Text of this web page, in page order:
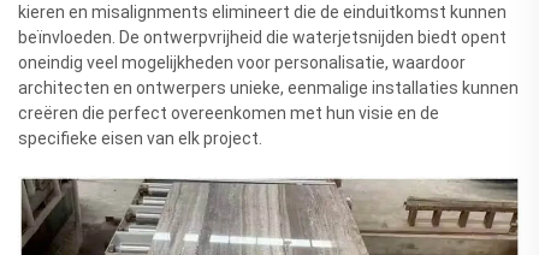
kieren en misalignments elimineert die de einduitkomst kunnen
beïnvloeden. De ontwerpvrijheid die waterjetsnijden biedt opent
oneindig veel mogelijkheden voor personalisatie, waardoor
architecten en ontwerpers unieke, eenmalige installaties kunnen
creëren die perfect overeenkomen met hun visie en de
specifieke eisen van elk project.